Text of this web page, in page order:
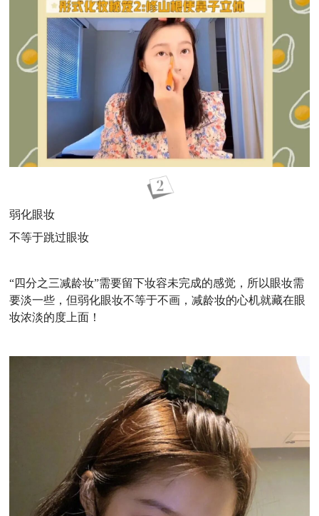
弱化眼妆
不等于跳过眼妆
“四分之三减龄妆”需要留下妆容未完成的感觉，所以眼妆需
要淡一些，但弱化眼妆不等于不画，减龄妆的心机就藏在眼
妆浓淡的度上面！